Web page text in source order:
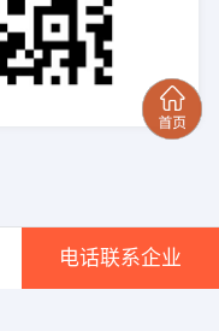
电话联系企业